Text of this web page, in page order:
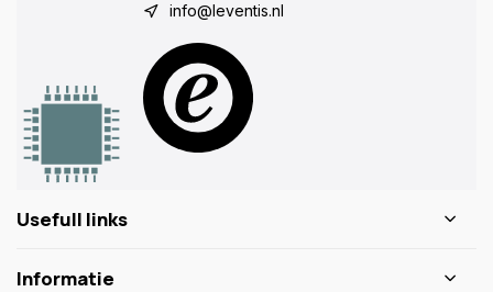
info@leventis.nl
Usefull links
Informatie